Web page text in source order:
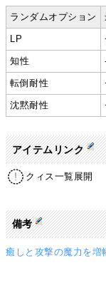
ランダムオプション
LP
知性
転倒耐性
沈黙耐性
アイテムリンク
クィス一覧展開
備考
癒しと攻撃の魔力を増